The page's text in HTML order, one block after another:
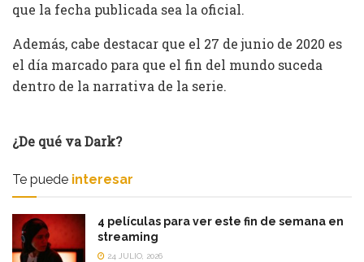
que la fecha publicada sea la oficial.
Además, cabe destacar que el 27 de junio de 2020 es
el día marcado para que el fin del mundo suceda
dentro de la narrativa de la serie.
¿De qué va Dark?
Te puede interesar
4 películas para ver este fin de semana en
streaming
24 JULIO, 2026